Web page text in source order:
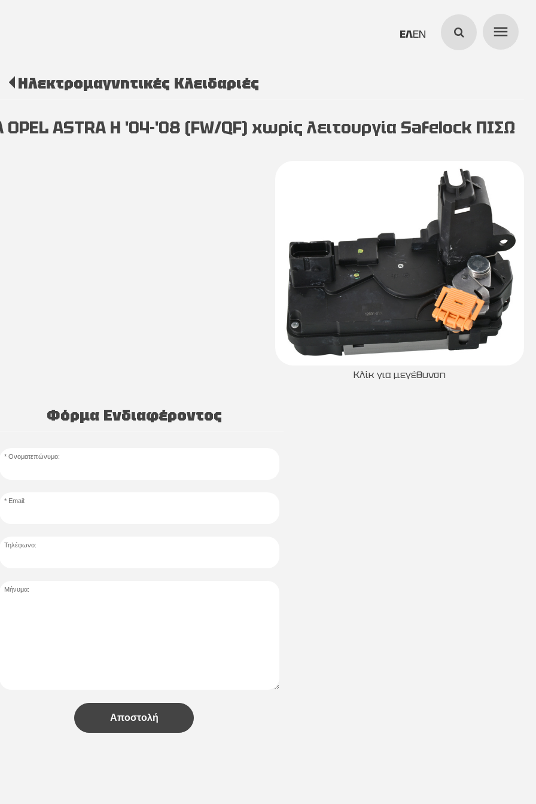
menu
ΕΛΛΗΝΙΚΆ
ENGLISH
search
Ηλεκτρομαγνητικές Κλειδαριές
ASTRA H '04-'08 (FW/QF) χωρίς λειτουργία Safelock ΠΙΣΩ
Κλίκ για μεγέθυνση
Φόρμα Ενδιαφέροντος
Ονοματεπώνυμο:
Email:
Τηλέφωνο:
Μήνυμα:
Αποστολή